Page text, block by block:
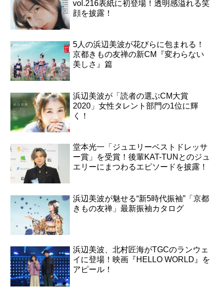
vol.216表紙に初登場！透明感溢れる笑
顔を披露！
5人の浜辺美波が花びらに包まれる！
京都きもの友禅の新CM『変わらない
美しさ』篇
浜辺美波が「読者の選ぶCM大賞
2020」女性タレント部門の1位に輝
く！
堂本光一「ジュエリーベストドレッサ
ー賞」を受賞！後輩KAT-TUNとのジュ
エリーにまつわるエピソードを披露！
浜辺美波が魅せる“新5時代振袖”「京都
きもの友禅」最新振袖カタログ
浜辺美波、北村匠海がTGCのランウェ
イに登場！映画『HELLO WORLD』を
アピール！